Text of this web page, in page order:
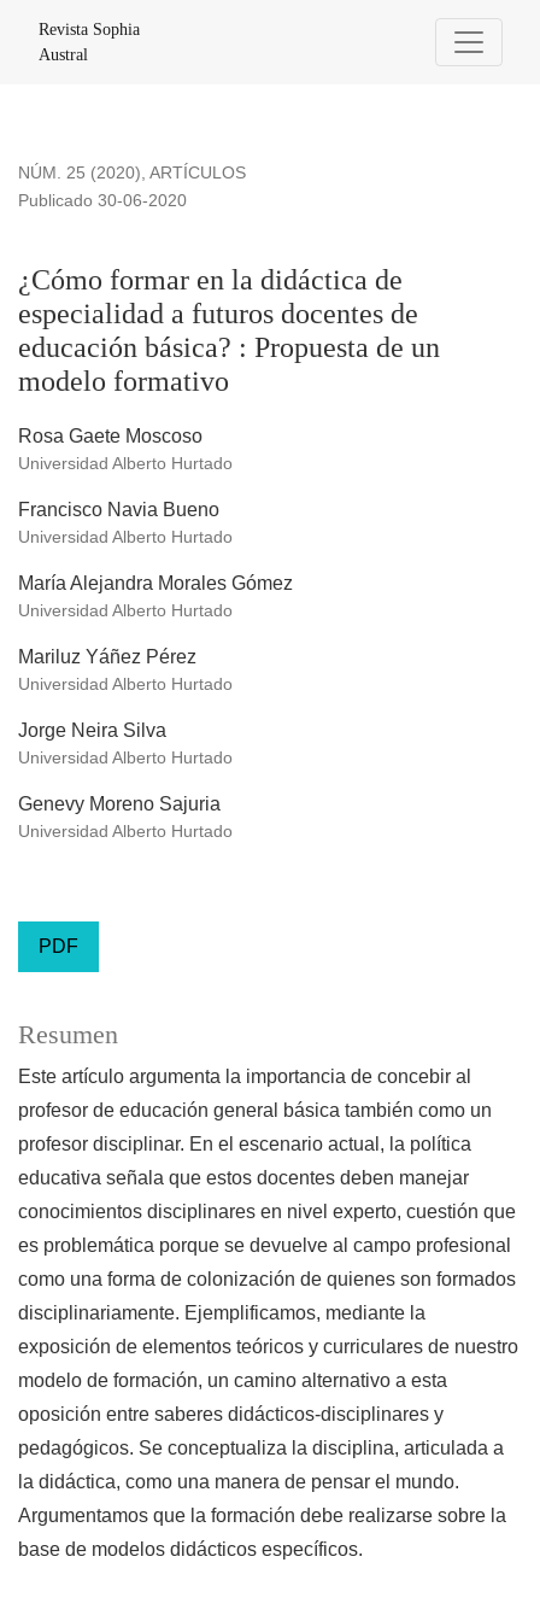
Revista Sophia
Austral
NÚM. 25 (2020), ARTÍCULOS
¿Cómo formar en la didáctica de
especialidad a futuros docentes de
educación básica? : Propuesta de un
modelo formativo
Publicado 30-06-2020
Rosa Gaete Moscoso
Universidad Alberto Hurtado
Francisco Navia Bueno
Universidad Alberto Hurtado
María Alejandra Morales Gómez
Universidad Alberto Hurtado
Mariluz Yáñez Pérez
Universidad Alberto Hurtado
Jorge Neira Silva
Universidad Alberto Hurtado
Genevy Moreno Sajuria
Universidad Alberto Hurtado
PDF
Resumen
Este artículo argumenta la importancia de concebir al
profesor de educación general básica también como un
profesor disciplinar. En el escenario actual, la política
educativa señala que estos docentes deben manejar
conocimientos disciplinares en nivel experto, cuestión que
es problemática porque se devuelve al campo profesional
como una forma de colonización de quienes son formados
disciplinariamente. Ejemplificamos, mediante la
exposición de elementos teóricos y curriculares de nuestro
modelo de formación, un camino alternativo a esta
oposición entre saberes didácticos-disciplinares y
pedagógicos. Se conceptualiza la disciplina, articulada a
la didáctica, como una manera de pensar el mundo.
Argumentamos que la formación debe realizarse sobre la
base de modelos didácticos específicos.